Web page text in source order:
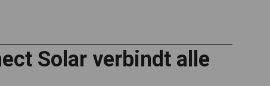
Solar verbindt alle